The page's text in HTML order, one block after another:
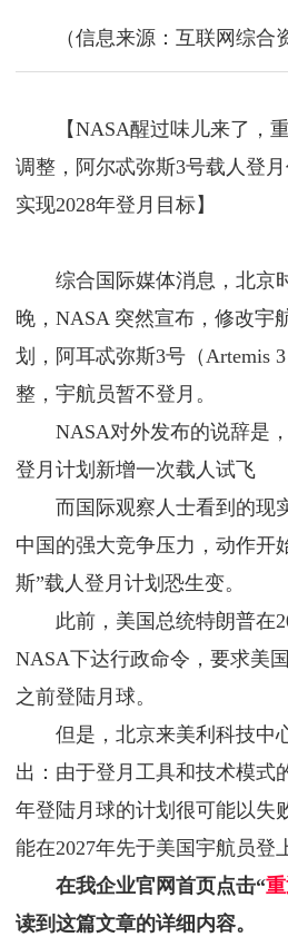
（信息来源：互联网综合
【NASA醒过味儿来了，
调整，阿尔忒弥斯3号载人登
实现2028年登月目标】
综合国际媒体消息，北京
晚，NASA 突然宣布，修改宇
划，阿耳忒弥斯3号（Artemis
整，宇航员暂不登月。
NASA对外发布的说辞是
登月计划新增一次载人试飞
而国际观察人士看到的现
中国的强大竞争压力，动作开
斯”载人登月计划恐生变。
此前，美国总统特朗普在
NASA下达行政命令，要求美
之前登陆月球。
但是，北京来美利科技中
出：由于登月工具和技术模式
年登陆月球的计划很可能以失
能在2027年先于美国宇航员登
在我企业官网首页点击“
读到这篇文章的详细内容。